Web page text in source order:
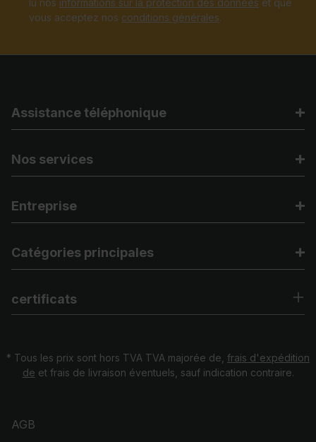
vous acceptez nos conditions générales.
Assistance téléphonique
Nos services
Entreprise
Catégories principales
certificats
* Tous les prix sont hors TVA TVA majorée de, frais d'expédition
de et frais de livraison éventuels, sauf indication contraire.
AGB